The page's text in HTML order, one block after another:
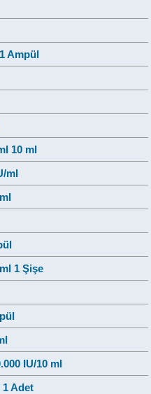
Ampül
10 ml
ml
1 Şişe
IU/10 ml
1 Adet